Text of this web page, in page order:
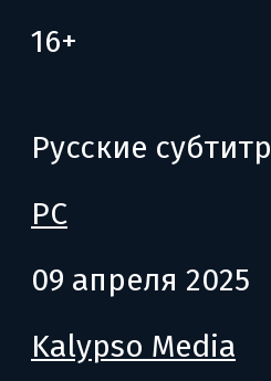
16+
Русские
PC
09 апреля 2025
Kalypso Media